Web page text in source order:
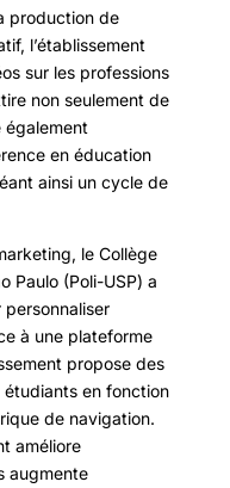
production de
l’établissement
sur les professions
non seulement de
également
en éducation
ainsi un cycle de
le Collège
Paulo (Poli-USP) a
à une plateforme
propose des
en fonction
de navigation.
améliore
augmente